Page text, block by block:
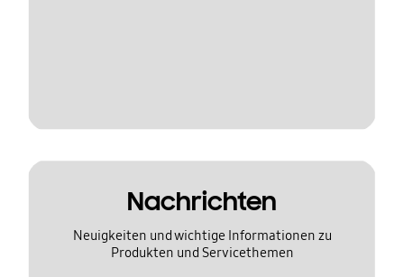
Nachrichten
Neuigkeiten und wichtige Informationen zu
Produkten und Servicethemen